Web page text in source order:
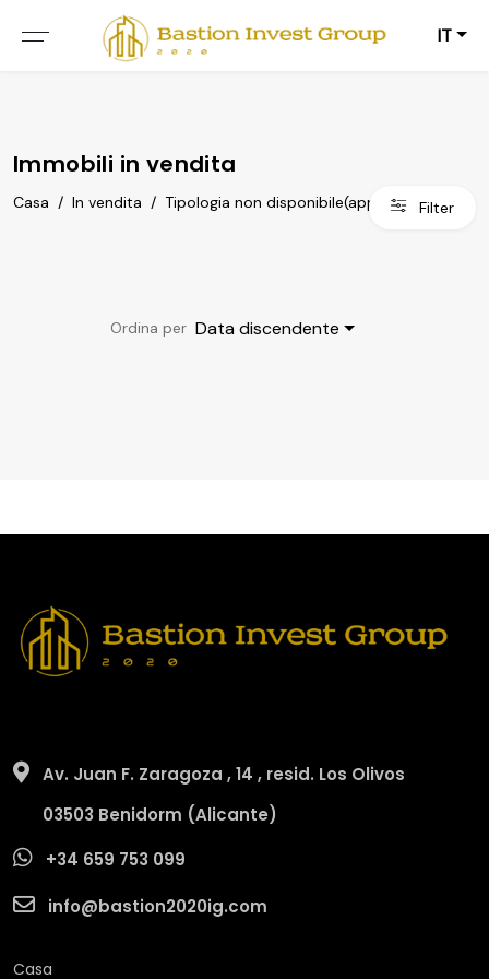
IT
Immobili in vendita
Casa / In vendita / Tipologia non disponibile(appartamento)
Filter
Ordina per Data discendente
Av. Juan F. Zaragoza , 14 , resid. Los Olivos
03503 Benidorm (Alicante)
+34 659 753 099
info@bastion2020ig.com
Casa